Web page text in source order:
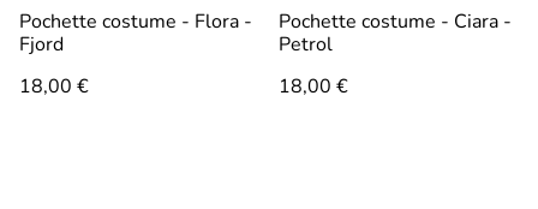
Pochette costume - Flora -
Fjord
18,00 €
Pochette costume - Ciara -
Petrol
18,00 €